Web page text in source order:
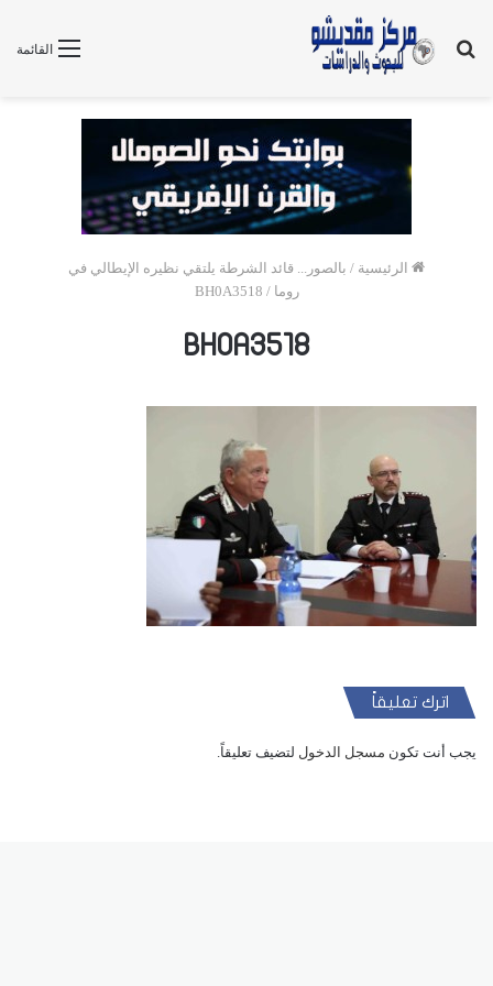
القائمة
بحث
الرئيسية / بالصور... قائد الشرطة يلتقي نظيره الإيطالي في
روما /
BH0A3518
BH0A3518
اترك تعليقاً
يجب أنت تكون مسجل الدخول لتضيف تعليقاً.